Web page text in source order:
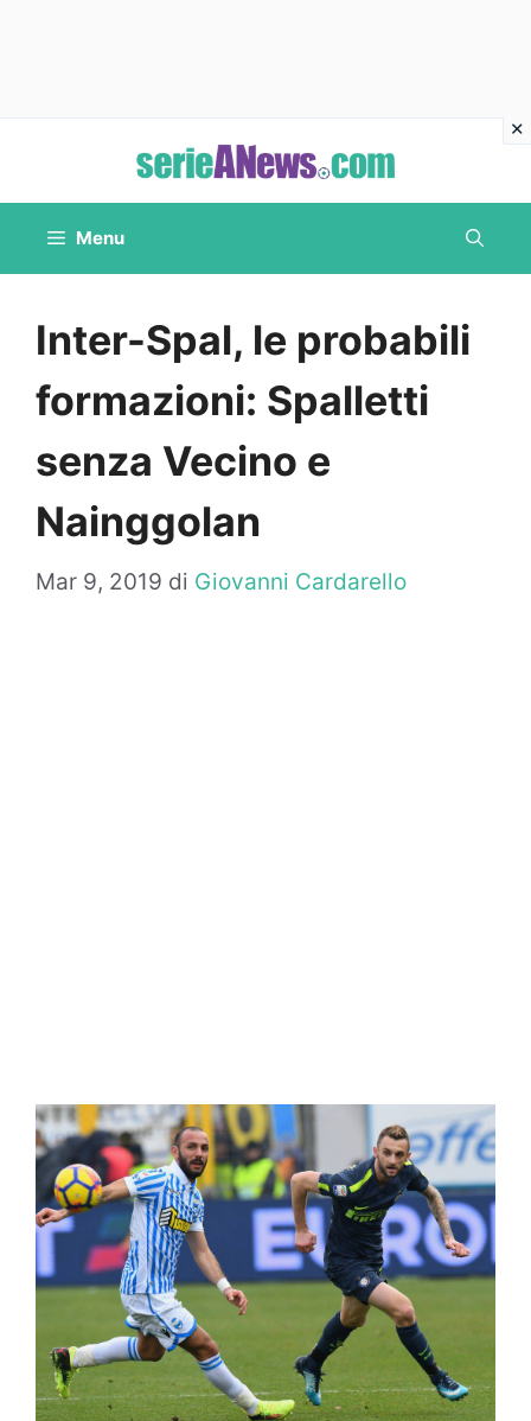
contenuto
Menu
Inter-Spal, le probabili
formazioni: Spalletti
senza Vecino e
Nainggolan
Mar 9, 2019 di Giovanni Cardarello